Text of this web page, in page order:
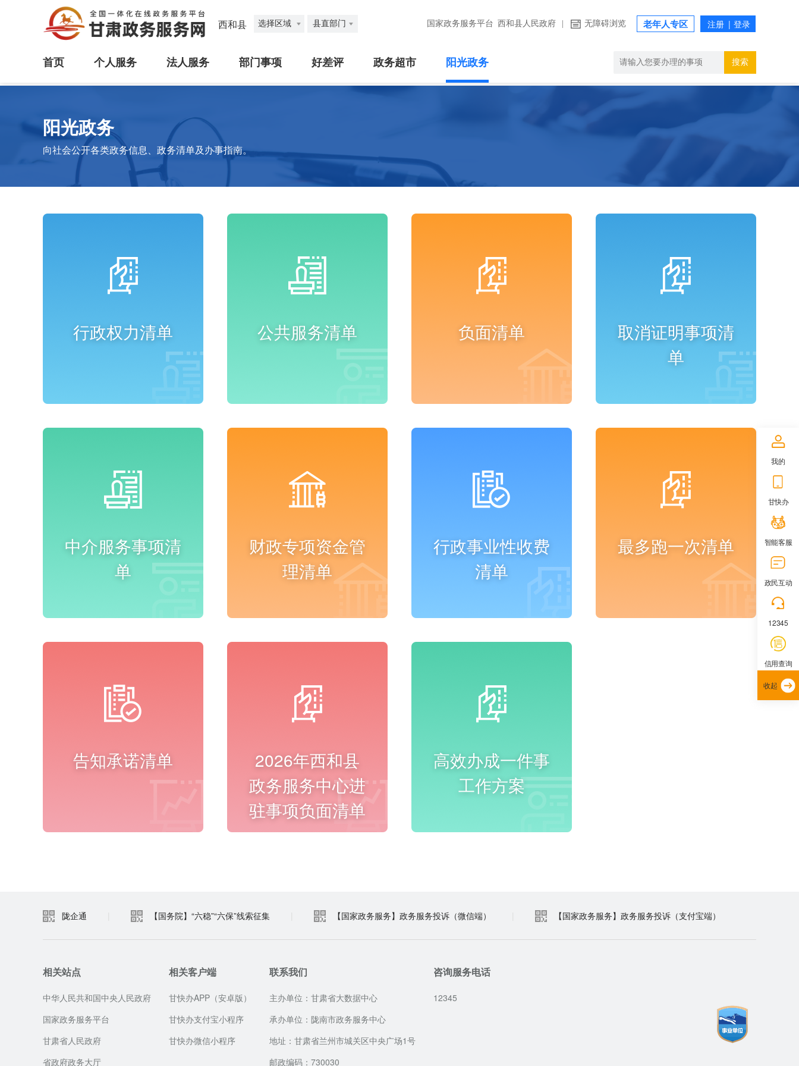
西和县 选择区域 县直部门 国家政务服务平台 西和县人民政府 无障碍浏览 老年人专区
首页 个人服务 法人服务 部门事项 好差评 政务超市 阳光政务 搜索
阳光政务
向社会公开各类政务信息、政务清单及办事指南。
行政权力清单 公共服务清单 负面清单
取消证明事项清
单
中介服务事项清
单
财政专项资金管
理清单
行政事业性收费
清单
最多跑一次清单
告知承诺清单
2026年西和县
政务服务中心进
驻事项负面清单
高效办成一件事
工作方案
陇企通 【国务院】“六稳”“六保”线索征集 【国家政务服务】政务服务投诉（微信端） 【国家政务服务】政务服务投诉（支付宝端）
相关站点
中华人民共和国中央人民政府
国家政务服务平台
甘肃省人民政府
省政府政务大厅
相关客户端
甘快办APP（安卓版）
甘快办支付宝小程序
甘快办微信小程序
联系我们
主办单位：甘肃省大数据中心
承办单位：陇南市政务服务中心
地址：甘肃省兰州市城关区中央广场1号
邮政编码：730030
咨询服务电话
12345
我的
甘快办
智能客服
政民互动
12345
信用查询
收起